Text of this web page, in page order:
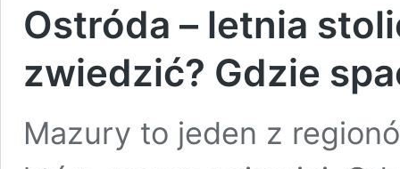
Ostróda – letnia
zwiedzić? Gdzie
Mazury to jeden z